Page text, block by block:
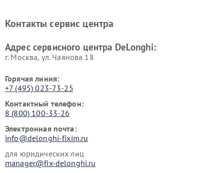
DeLonghi
DeLonghi
Контакты сервис центра
Адрес сервисного центра DeLonghi:
г. Москва, ул. Чаянова 18
Горячая линия:
+7 (495) 023-73-25
Контактный телефон:
8 (800) 100-33-26
Электронная почта:
info@delonghi-fixim.ru
для юридических лиц
manager@fix-delonghi.ru